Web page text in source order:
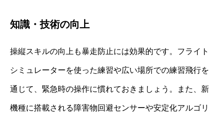
知識・技術の向上
操縦スキルの向上も暴走防止には効果的です。フライト
シミュレーターを使った練習や広い場所での練習飛行を
通じて、緊急時の操作に慣れておきましょう。また、新
機種に搭載される障害物回避センサーや安定化アルゴリ